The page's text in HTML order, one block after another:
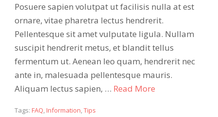
Posuere sapien volutpat ut facilisis nulla at est
ornare, vitae pharetra lectus hendrerit.
Pellentesque sit amet vulputate ligula. Nullam
suscipit hendrerit metus, et blandit tellus
fermentum ut. Aenean leo quam, hendrerit nec
ante in, malesuada pellentesque mauris.
Aliquam lectus sapien, … Read More
Tags: FAQ Information Tips